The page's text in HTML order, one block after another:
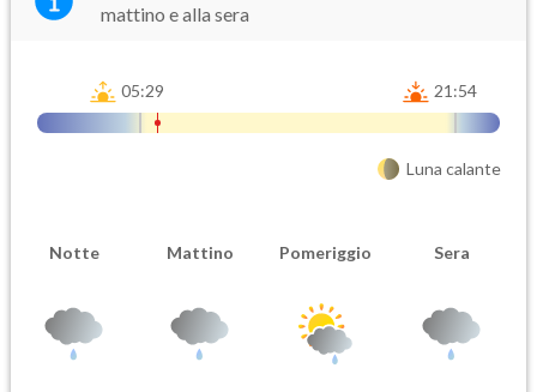
mattino e alla sera
05:29 21:54
Luna calante
Notte Mattino Pomeriggio Sera